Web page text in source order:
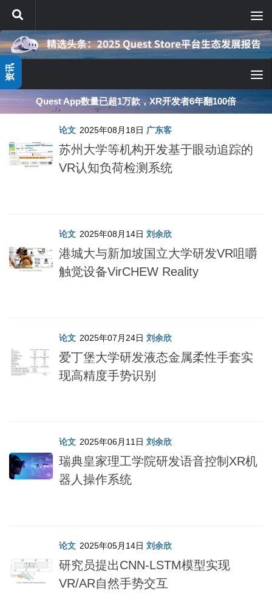
跳至内容
Quest App数量已超1万款，XR开发者6年翻100倍
论文 2025年08月18日 广东客
苏州大学等机构开发基于眼动追踪的
VR认知负荷检测系统
论文 2025年08月14日 刘余欣
港城大与新加坡国立大学研发VR咀嚼
触觉设备VirCHEW Reality
论文 2025年07月24日 刘余欣
爱丁堡大学研发液态金属柔性手套实
现高精度手势识别
论文 2025年06月11日 刘余欣
瑞典皇家理工学院研发语音控制XR机
器人操作系统
论文 2025年05月14日 刘余欣
研究员提出CNN-LSTM模型实现
VR/AR自然手势交互
资讯